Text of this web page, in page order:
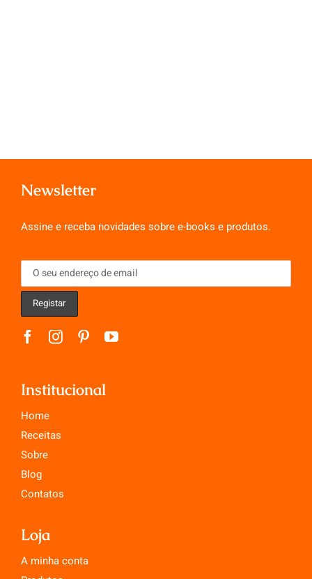
Newsletter
Assine e receba novidades sobre e-books e produtos.
Institucional
Home
Receitas
Sobre
Blog
Contatos
Loja
A minha conta